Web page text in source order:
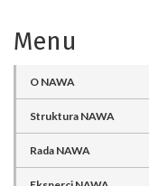
Menu
O NAWA
Struktura NAWA
Rada NAWA